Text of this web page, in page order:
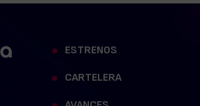
ESTRENOS
CARTELERA